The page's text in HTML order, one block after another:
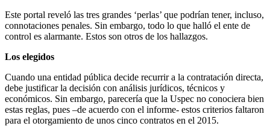
Este portal reveló las tres grandes ‘perlas’ que podrían tener, incluso,
connotaciones penales. Sin embargo, todo lo que halló el ente de
control es alarmante. Estos son otros de los hallazgos.
Los elegidos
Cuando una entidad pública decide recurrir a la contratación directa,
debe justificar la decisión con análisis jurídicos, técnicos y
económicos. Sin embargo, parecería que la Uspec no conociera bien
estas reglas, pues –de acuerdo con el informe- estos criterios faltaron
para el otorgamiento de unos cinco contratos en el 2015.